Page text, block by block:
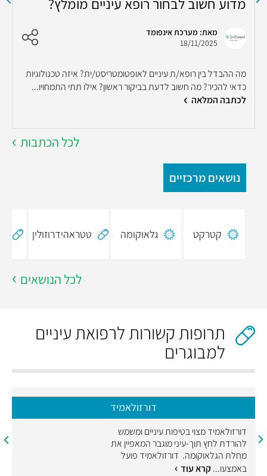
מדוע חשוב לבחור רופא עיניים מומלץ?
מאת: מערכת אינפומד
18/11/2025
מה ההבדל בין רופא/ת עיניים לאופטומטריסט/ית? איזה טכנולוגיות
כדאי להכיר? מה חשוב לדעת בביקור ראשון? אילו תתי התמחויו...
לכתבה המלאה
לכל הכתבות
נושאים מרכזיים
קטרקט גלאוקומה טטראהידרוזולין
לכל הנושאים
תרופות קשורות לרפואת עיניים
למבוגרים
דורזולאמיד
דורזולאמיד מצוי בטיפות עיניים ומשמש
להורדת לחץ תוך-עיני מוגבר המאפיין את
מחלת הגלאוקומה. דורזולאמיד פועל
באמצעו...קרא עוד